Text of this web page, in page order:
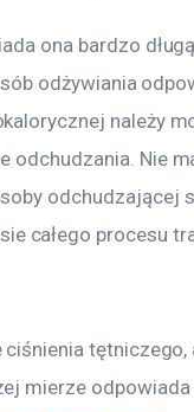
ona bardzo
odżywiania
należy
odchudzania. Nie
odchudzającej
całego procesu
tętniczego,
mierze odpowiada